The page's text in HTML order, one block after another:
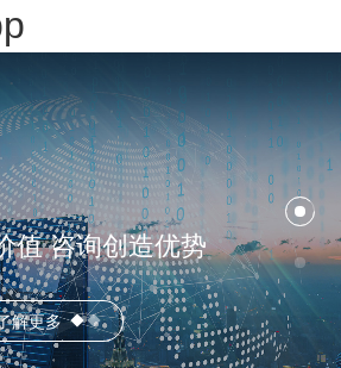
值 咨询创造优势
解更多